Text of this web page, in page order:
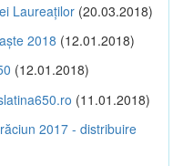
Laureaților (20.03.2018)
2018 (12.01.2018)
(12.01.2018)
(11.01.2018)
2017 - distribuire